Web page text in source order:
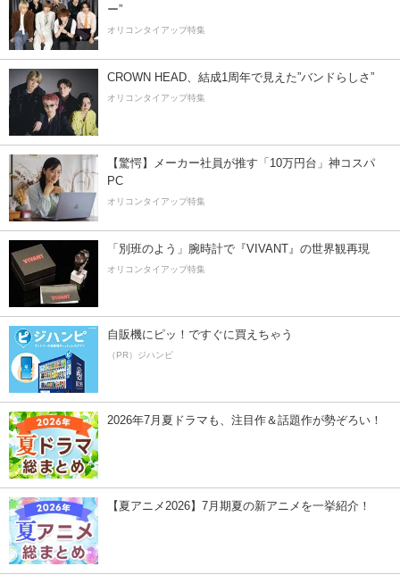
ー”
オリコンタイアップ特集
CROWN HEAD、結成1周年で見えた”バンドらしさ”
オリコンタイアップ特集
【驚愕】メーカー社員が推す「10万円台」神コスパ
PC
オリコンタイアップ特集
「別班のよう」腕時計で『VIVANT』の世界観再現
オリコンタイアップ特集
自販機にピッ！ですぐに買えちゃう
（PR）ジハンピ
2026年7月夏ドラマも、注目作＆話題作が勢ぞろい！
【夏アニメ2026】7月期夏の新アニメを一挙紹介！